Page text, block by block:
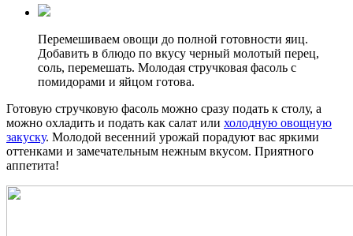
Перемешиваем овощи до полной готовности яиц.
Добавить в блюдо по вкусу черный молотый перец,
соль, перемешать. Молодая стручковая фасоль с
помидорами и яйцом готова.
Готовую стручковую фасоль можно сразу подать к столу, а
можно охладить и подать как салат или холодную овощную
закуску. Молодой весенний урожай порадуют вас яркими
оттенками и замечательным нежным вкусом. Приятного
аппетита!